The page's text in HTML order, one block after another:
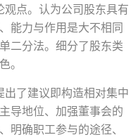
观点。认为公司股东具有
能力与作用是大不相同
二分法。细分了股东类
。
出了建议即构造相对集中
导地位、加强董事会的
明确职工参与的途径、